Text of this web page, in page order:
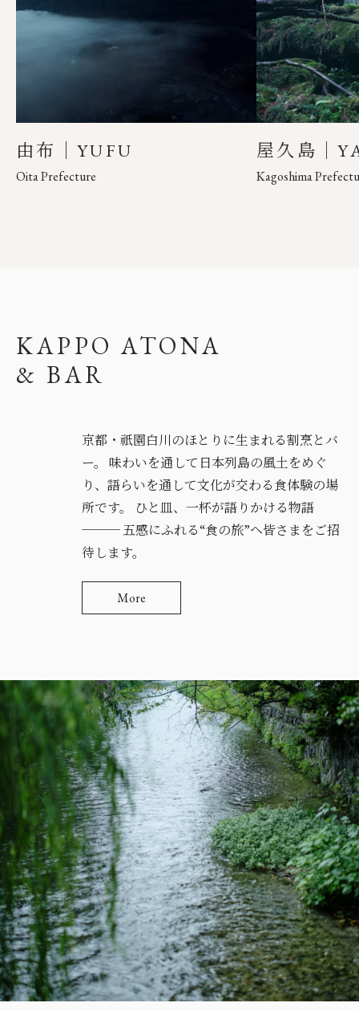
EN
由布｜YUFU
Oita Prefecture
屋久島｜
Kagoshima
KAPPO ATONA
& BAR
京都・祇園白川のほとりに生まれる割烹とバ
ー。 味わいを通して日本列島の風土をめぐ
り、語らいを通して文化が交わる食体験の場
所です。 ひと皿、一杯が語りかける物語
─── 五感にふれる“食の旅”へ皆さまをご招
待します。
More